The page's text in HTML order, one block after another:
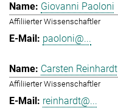
Giovanni Paoloni
Affiliierter Wissenschaftler
paoloni@...
Carsten Reinhardt
Affiliierter Wissenschaftler
reinhardt@...